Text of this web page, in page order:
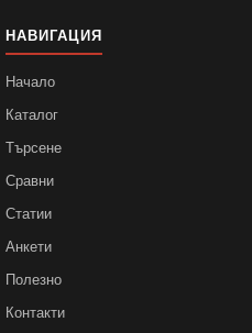
НАВИГАЦИЯ
Начало
Каталог
Търсене
Сравни
Статии
Анкети
Полезно
Контакти